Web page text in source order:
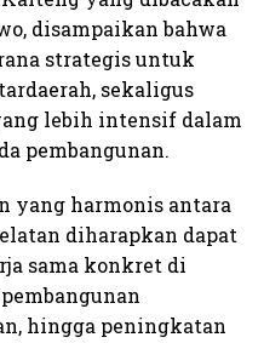
disampaikan bahwa
strategis untuk
sekaligus
lebih intensif dalam
pembangunan.
yang harmonis antara
diharapkan dapat
sama konkret di
hingga peningkatan